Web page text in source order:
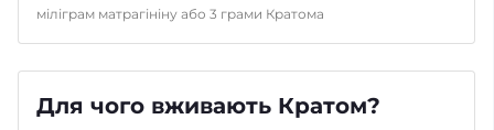
міліграм матрагініну або 3 грами Кратома
Для чого вживають Кратом?